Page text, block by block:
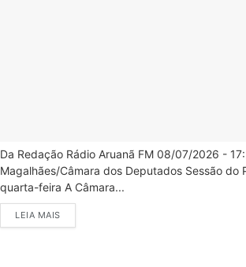
Da Redação Rádio Aruanã FM 08/07/2026 -
Magalhães/Câmara dos Deputados Sessão do
quarta-feira A Câmara...
LEIA MAIS